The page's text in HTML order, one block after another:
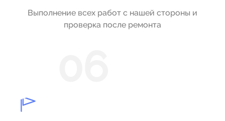
Выполнение всех работ с нашей стороны и
проверка после ремонта